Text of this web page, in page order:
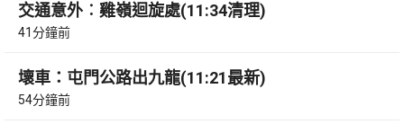
交通意外︰雞嶺迴旋處(11:34清理)
41分鐘前
壞車：屯門公路出九龍(11:21最新)
54分鐘前